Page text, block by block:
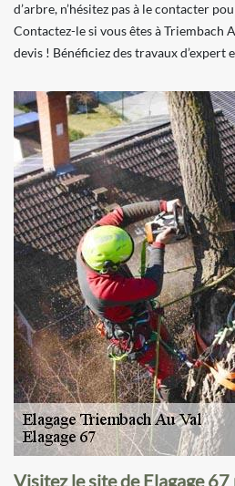
d’arbre, n’hésitez pas à le contacter
Contactez-le si vous êtes à Triembach
devis ! Bénéficiez des travaux
Visitez le site de Elagage